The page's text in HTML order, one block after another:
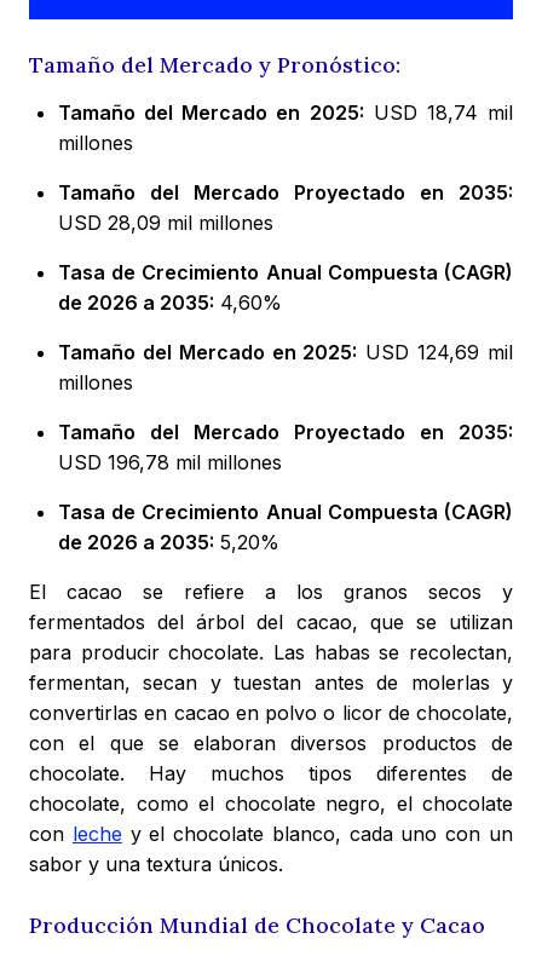
Tamaño del Mercado y Pronóstico:
Tamaño del Mercado en 2025: USD 18,74 mil
millones
Tamaño del Mercado Proyectado en 2035:
USD 28,09 mil millones
Tasa de Crecimiento Anual Compuesta (CAGR)
de 2026 a 2035: 4,60%
Tamaño del Mercado en 2025: USD 124,69 mil
millones
Tamaño del Mercado Proyectado en 2035:
USD 196,78 mil millones
Tasa de Crecimiento Anual Compuesta (CAGR)
de 2026 a 2035: 5,20%
El cacao se refiere a los granos secos y
fermentados del árbol del cacao, que se utilizan
para producir chocolate. Las habas se recolectan,
fermentan, secan y tuestan antes de molerlas y
convertirlas en cacao en polvo o licor de chocolate,
con el que se elaboran diversos productos de
chocolate. Hay muchos tipos diferentes de
chocolate, como el chocolate negro, el chocolate
con lechey el chocolate blanco, cada uno con un
sabor y una textura únicos.
Producción Mundial de Chocolate y Cacao